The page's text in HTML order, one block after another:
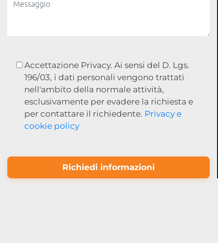
Accettazione Privacy. Ai sensi del D. Lgs.
196/03, i dati personali vengono trattati
nell'ambito della normale attività,
esclusivamente per evadere la richiesta e
per contattare il richiedente. Privacy e
cookie policy
Richiedi informazioni